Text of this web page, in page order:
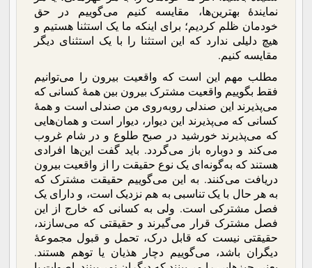
نمایندۀ بهترین‌ها، مقایسه کنیم می‌گوییم در حق
خودمان ظلم کردیم؛ برای اینکه ما یک استثنا هستیم و
هیچ دلیلی ندارد که این استثنا را با یک استثنای دیگر
مقایسه کنیم.
مطلب مهم این است که واقعیت بیرون را می‌توانیم
فقط بگوییم واقعیت مشترک بیرون بین همۀ کسانی که
می‌پذیرند این صندلی روبه‌روی من صندلی است و همۀ
کسانی که می‌پذیرند این دیوار، دیوار است و همان‌هایی
که می‌پذیرند خورشید در صبح طلوع و در شام غروب
می‌کند و دوباره باز می‌گردد. باید گفت این‌ها افرادی
هستند که به‌گونه‌ای یک نوع حقیقت را از واقعیت بیرون
دریافت می‌کنند. به این می‌گوییم حقیقت مشترک که
به هر حال با یک تناسبی به هم نزدیک است، و دارای یک
فصل مشترکی است. ولی به کسانی که خارج از این
فصل مشترک قرار می‌گیرند و حقیقتی که می‌سازند،
حقیقتی نیست که قابل درک، تحمل و قبول مجموعۀ
دیگران باشد، می‌گوییم دچار هذیان یا توهم هستند.